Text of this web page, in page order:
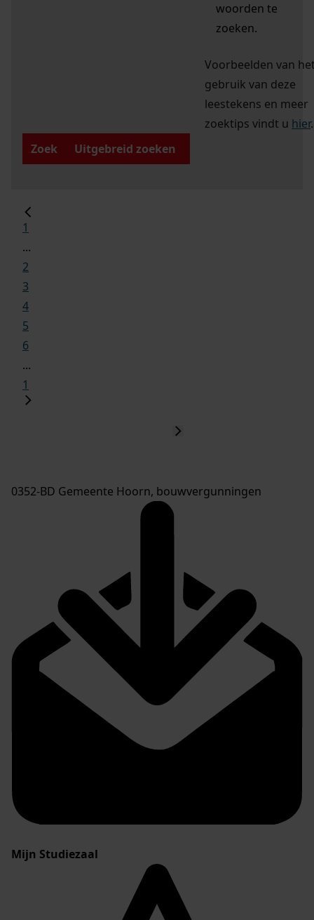
woorden te
zoeken.
Voorbeelden van
gebruik van deze
leestekens en meer
zoektips vindt u hier.
Zoek
Uitgebreid zoeken
1
...
2
3
4
5
6
...
1
0352-BD Gemeente Hoorn, bouwvergunningen
Mijn Studiezaal